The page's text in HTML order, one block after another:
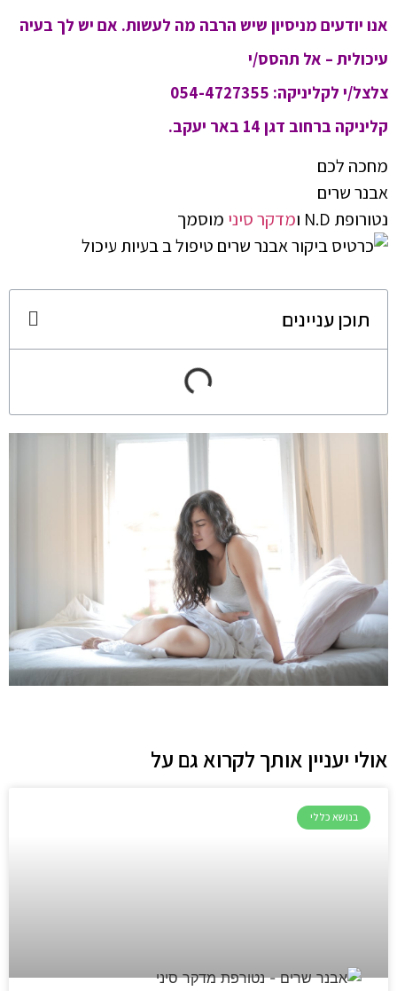
אנו יודעים מניסיון שיש הרבה מה לעשות. אם יש לך בעיה
עיכולית – אל תהסס/י
צלצל/י לקליניקה: 054-4727355
קליניקה ברחוב דגן 14 באר יעקב.
מחכה לכם
אבנר שרים
נטורופת N.D ו
מדקר סיני מוסמך
תוכן עניינים
אולי יעניין אותך לקרוא גם על
בנושא כללי